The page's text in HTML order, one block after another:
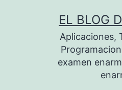
EL BLOG
Aplicaciones,
examen